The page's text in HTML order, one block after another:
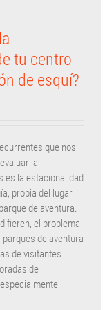
tu centro
de esquí?
que nos
la
es la estacionalidad
propia del lugar
de aventura.
el problema
de aventura
de visitantes
de